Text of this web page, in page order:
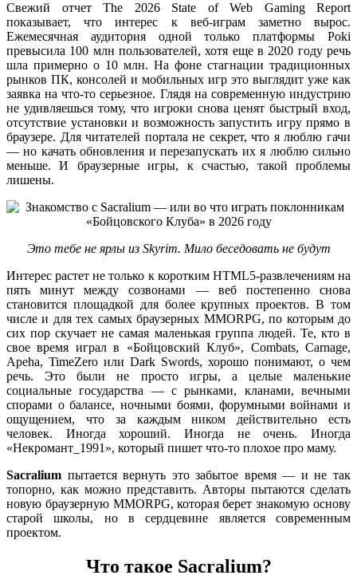
Свежий отчет The 2026 State of Web Gaming Report
показывает, что интерес к веб-играм заметно вырос.
Ежемесячная аудитория одной только платформы Poki
превысила 100 млн пользователей, хотя еще в 2020 году речь
шла примерно о 10 млн. На фоне стагнации традиционных
рынков ПК, консолей и мобильных игр это выглядит уже как
заявка на что-то серьезное. Глядя на современную индустрию
не удивляешься тому, что игроки снова ценят быстрый вход,
отсутствие установки и возможность запустить игру прямо в
браузере. Для читателей портала не секрет, что я люблю гачи
— но качать обновления и перезапускать их я люблю сильно
меньше. И браузерные игры, к счастью, такой проблемы
лишены.
Это тебе не ярлы из Skyrim. Мило беседовать не будут
Интерес растет не только к коротким HTML5-развлечениям на
пять минут между созвонами — веб постепенно снова
становится площадкой для более крупных проектов. В том
числе и для тех самых браузерных MMORPG, по которым до
сих пор скучает не самая маленькая группа людей. Те, кто в
свое время играл в «Бойцовский Клуб», Combats, Carnage,
Apeha, TimeZero или Dark Swords, хорошо понимают, о чем
речь. Это были не просто игры, а целые маленькие
социальные государства — с рынками, кланами, вечными
спорами о балансе, ночными боями, форумными войнами и
ощущением, что за каждым ником действительно есть
человек. Иногда хороший. Иногда не очень. Иногда
«Некромант_1991», который пишет что-то плохое про маму.
Sacralium пытается вернуть это забытое время — и не так
топорно, как можно представить. Авторы пытаются сделать
новую браузерную MMORPG, которая берет знакомую основу
старой школы, но в сердцевине является современным
проектом.
Что такое Sacralium?